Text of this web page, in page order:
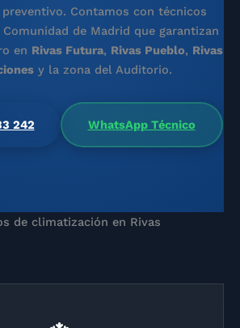
Contamos con técnicos
de Madrid que garantizan
en Rivas Futura, Rivas Pueblo, Rivas
y la zona del Auditorio.
242 WhatsApp Técnico
de climatización en Rivas